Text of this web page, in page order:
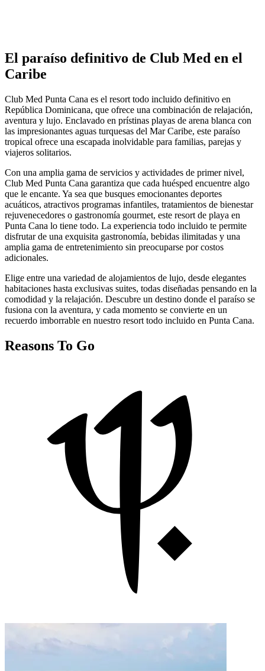
El paraíso definitivo de Club Med en el
Caribe
Club Med Punta Cana es el resort todo incluido definitivo en
República Dominicana, que ofrece una combinación de relajación,
aventura y lujo. Enclavado en prístinas playas de arena blanca con
las impresionantes aguas turquesas del Mar Caribe, este paraíso
tropical ofrece una escapada inolvidable para familias, parejas y
viajeros solitarios.
Con una amplia gama de servicios y actividades de primer nivel,
Club Med Punta Cana garantiza que cada huésped encuentre algo
que le encante. Ya sea que busques emocionantes deportes
acuáticos, atractivos programas infantiles, tratamientos de bienestar
rejuvenecedores o gastronomía gourmet, este resort de playa en
Punta Cana lo tiene todo. La experiencia todo incluido te permite
disfrutar de una exquisita gastronomía, bebidas ilimitadas y una
amplia gama de entretenimiento sin preocuparse por costos
adicionales.
Elige entre una variedad de alojamientos de lujo, desde elegantes
habitaciones hasta exclusivas suites, todas diseñadas pensando en la
comodidad y la relajación. Descubre un destino donde el paraíso se
fusiona con la aventura, y cada momento se convierte en un
recuerdo imborrable en nuestro resort todo incluido en Punta Cana.
Reasons To Go